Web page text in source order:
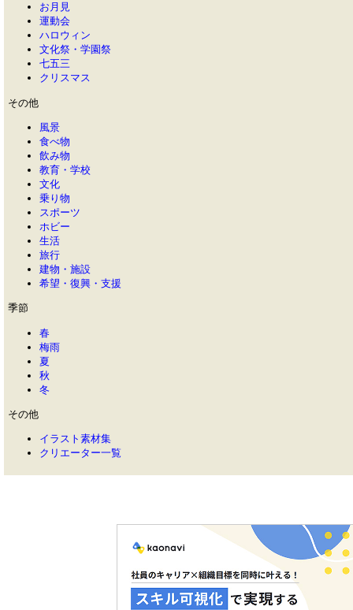
お月見
運動会
ハロウィン
文化祭・学園祭
七五三
クリスマス
その他
風景
食べ物
飲み物
教育・学校
文化
乗り物
スポーツ
ホビー
生活
旅行
建物・施設
希望・復興・支援
季節
春
梅雨
夏
秋
冬
その他
イラスト素材集
クリエーター一覧